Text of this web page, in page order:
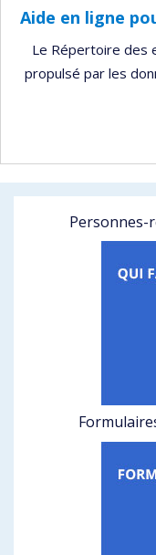
Aide en ligne
Le Répertoire des
propulsé par les
Personnes-